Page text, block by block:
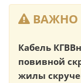
ВАЖНО
Кабель
повивной
жилы